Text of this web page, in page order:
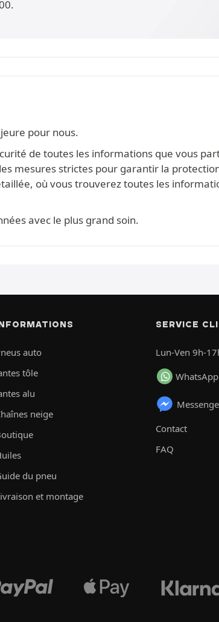
pour nous.
de toutes les informations que vous
mesures strictes pour garantir la
où vous trouverez toutes les
avec le plus grand soin.
auto
tôle
alu
neige
du pneu
et montage
SERVICE
Lun-Ven 9h-
WhatsApp
Contact
FAQ